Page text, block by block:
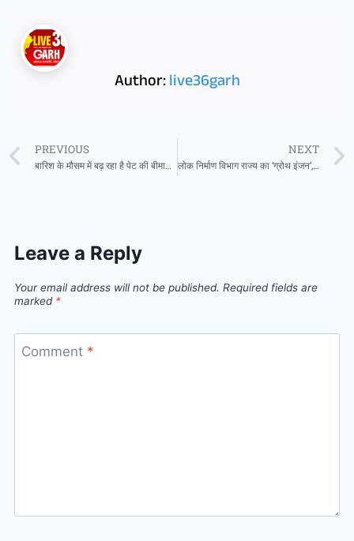
Author:live36garh
PREVIOUS
बारिश के मौसम में बढ़ रहा है पेट की बीमारियों का खतरा, नवजीवन हॉस्पिटल ने जारी की एडवाइज़री
NEXT
लोक निर्माण विभाग राज्य का ‘ग्रोथ इंजन’, विभाग पर अधोसंरचना विकसित करने की अहम जिम्मेदारी – अरुण साव
Leave a Reply
Your email address will not be published. Required fields are
marked *
Comment *